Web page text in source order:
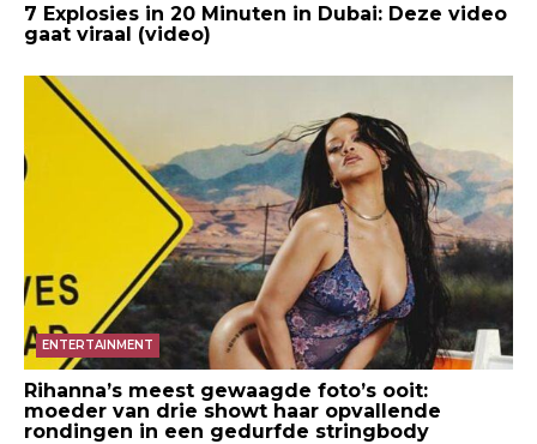
7 Explosies in 20 Minuten in Dubai: Deze video
gaat viraal (video)
ENTERTAINMENT
Rihanna’s meest gewaagde foto’s ooit:
moeder van drie showt haar opvallende
rondingen in een gedurfde stringbody